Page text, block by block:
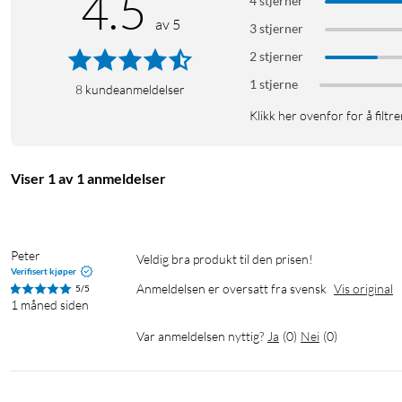
kobler du til hodetelefoner via 3,5 mm-uttaket.
Spesifikasjoner
Skjermstørrelse: 15,6 tommer
Responstid: 30 ms
Høyttalere: 2×1 W
Mål: 365×235×16 mm
Vekt: 940 g
av 5
8 kundeanmeldelser
3 stjerner
2 stjerner
1 stjerne
Klikk her ovenfor for å
Viser 1 av 1 anmeldelser
Peter
Verifisert kjøper
5/5
1 måned siden
Veldig bra produkt til den prisen!
Anmeldelsen er oversatt fra svensk Vis original
Var anmeldelsen nyttig? Ja (0) Nei (0)